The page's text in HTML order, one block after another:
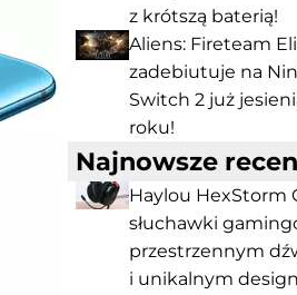
z krótszą baterią!
Aliens: Fireteam
zadebiutuje na
Switch 2 już
roku!
Najnowsze
Haylou HexStorm
słuchawki
przestrzennym
i unikalnym